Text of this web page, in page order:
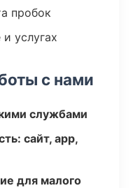
пробок
услугах
с нами
службами
сайт, app,
для малого